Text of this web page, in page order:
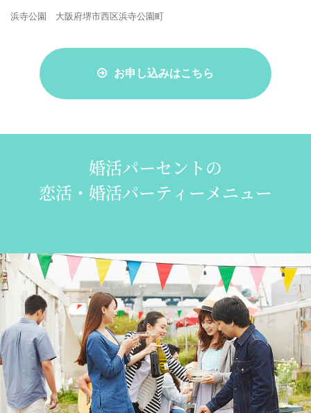
浜寺公園 大阪府堺市西区浜寺公園町
お申し込みはこちら
婚活パーセントの
恋活・婚活パーティーメニュー